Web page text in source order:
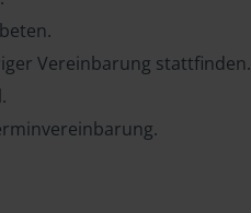
Vereinbarung stattfinden.